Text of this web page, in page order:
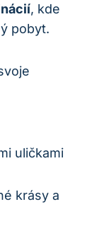
, kde
pobyt.
uličkami
krásy a‍